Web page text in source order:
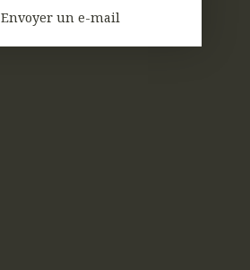
Envoyer un e-mail